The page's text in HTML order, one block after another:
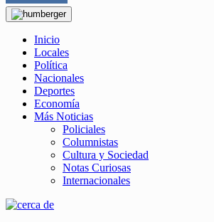
Inicio
Locales
Política
Nacionales
Deportes
Economía
Más Noticias
Policiales
Columnistas
Cultura y Sociedad
Notas Curiosas
Internacionales